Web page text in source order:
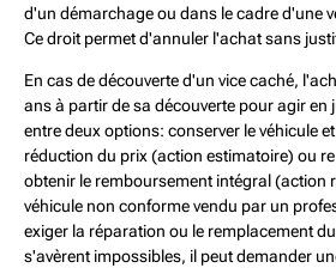
d'un démarchage ou dans le cadre d'une
Ce droit permet d'annuler l'achat sans
En cas de découverte d'un vice caché,
ans à partir de sa découverte pour agir en
entre deux options: conserver le véhicule
réduction du prix (action estimatoire) ou
obtenir le remboursement intégral (action
véhicule non conforme vendu par un
exiger la réparation ou le remplacement
s'avèrent impossibles, il peut demander